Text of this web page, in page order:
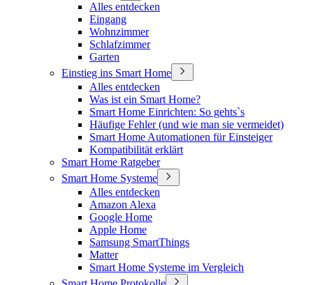
Alles entdecken
Eingang
Wohnzimmer
Schlafzimmer
Garten
Einstieg ins Smart Home
Alles entdecken
Was ist ein Smart Home?
Smart Home Einrichten: So gehts`s
Häufige Fehler (und wie man sie vermeidet)
Smart Home Automationen für Einsteiger
Kompatibilität erklärt
Smart Home Ratgeber
Smart Home Systeme
Alles entdecken
Amazon Alexa
Google Home
Apple Home
Samsung SmartThings
Matter
Smart Home Systeme im Vergleich